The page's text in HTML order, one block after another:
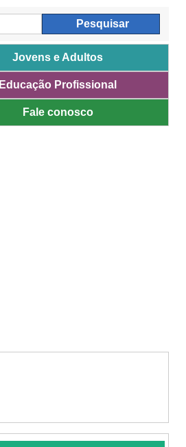
Jovens e Adultos
Educação Profissional
Fale conosco